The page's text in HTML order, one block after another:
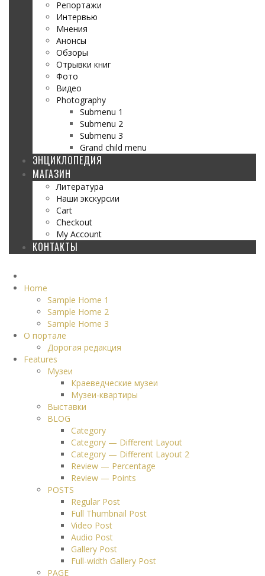
Репортажи
Интервью
Мнения
Анонсы
Обзоры
Отрывки книг
Фото
Видео
Photography
Submenu 1
Submenu 2
Submenu 3
Grand child menu
ЭНЦИКЛОПЕДИЯ
МАГАЗИН
Литература
Наши экскурсии
Cart
Checkout
My Account
КОНТАКТЫ
Home
Sample Home 1
Sample Home 2
Sample Home 3
О портале
Дорогая редакция
Features
Музеи
Краеведческие музеи
Музеи-квартиры
Выставки
BLOG
Category
Category — Different Layout
Category — Different Layout 2
Review — Percentage
Review — Points
POSTS
Regular Post
Full Thumbnail Post
Video Post
Audio Post
Gallery Post
Full-width Gallery Post
PAGE